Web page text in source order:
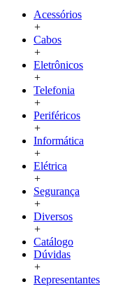
Acessórios
+
Cabos
+
Eletrônicos
+
Telefonia
+
Periféricos
+
Informática
+
Elétrica
+
Segurança
+
Diversos
+
Catálogo
Dúvidas
+
Representantes